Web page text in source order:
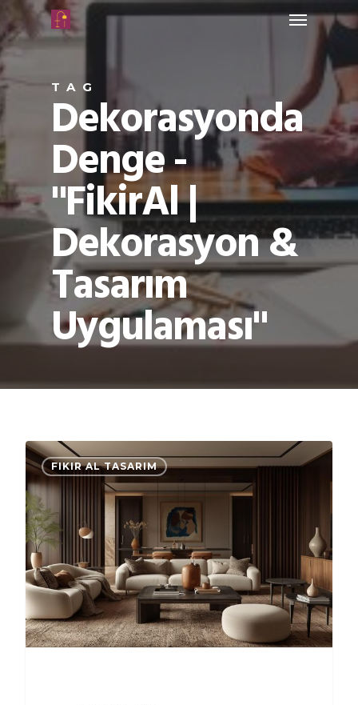
TAG
Dekorasyonda
Denge -
"FikirAl |
Dekorasyon &
Tasarım
Uygulaması"
FIKIR AL TASARIM
0